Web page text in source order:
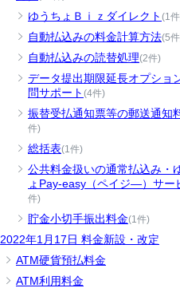
ゆうちょＢｉｚダイレクト (1
自動払込みの料金計算方法(5
自動払込みの読替処理(2件)
データ提出期限延長オプショ
問サポート (4件)
振替受払通知票等の郵送通知
件)
総括表(1件)
公共料金扱いの通常払込み・
ょPay-easy（ペイジ―）サー
件)
貯金小切手振出料金(1件)
2022年1月17日 料金新設・改定
ATM硬貨預払料金
ATM利用料金